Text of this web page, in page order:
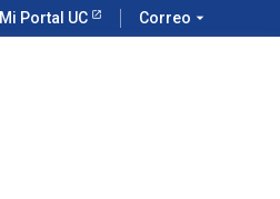
Mi Portal UC Correo arrow_drop_down